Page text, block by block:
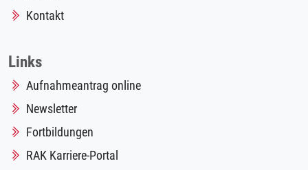
Kontakt
Links
Aufnahmeantrag online
Newsletter
Fortbildungen
RAK Karriere-Portal